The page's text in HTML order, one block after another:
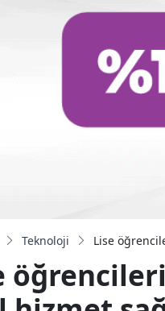
Teknoloji Lise